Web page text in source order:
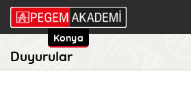
Konya
Duyurular